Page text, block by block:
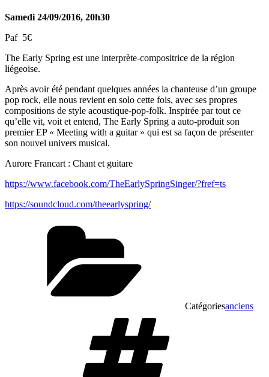
Samedi 24/09/2016, 20h30
Paf 5€
The Early Spring est une interprète-compositrice de la région
liégeoise.
Après avoir été pendant quelques années la chanteuse d’un groupe
pop rock, elle nous revient en solo cette fois, avec ses propres
compositions de style acoustique-pop-folk. Inspirée par tout ce
qu’elle vit, voit et entend, The Early Spring a auto-produit son
premier EP « Meeting with a guitar » qui est sa façon de présenter
son nouvel univers musical.
Aurore Francart : Chant et guitare
https://www.facebook.com/TheEarlySpringSinger/?fref=ts
https://soundcloud.com/theearlyspring/
Catégoriesanciens